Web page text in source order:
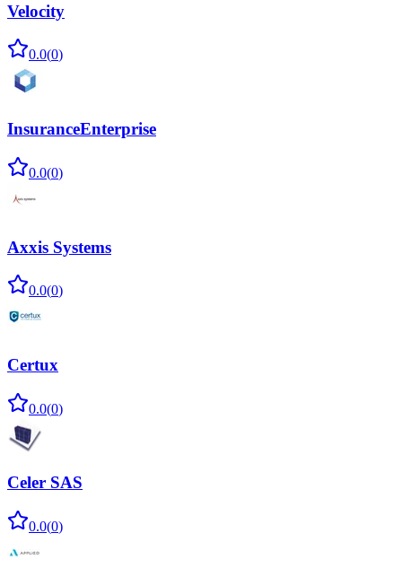
Velocity
0.0(0)
InsuranceEnterprise
0.0(0)
Axxis Systems
0.0(0)
Certux
0.0(0)
Celer SAS
0.0(0)